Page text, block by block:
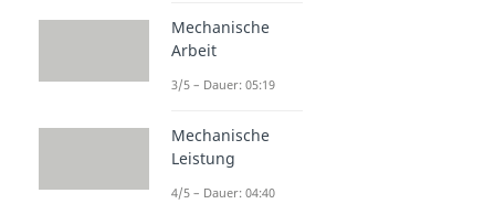
Mechanische
Arbeit
3/5 – Dauer: 05:19
Mechanische
Leistung
4/5 – Dauer: 04:40